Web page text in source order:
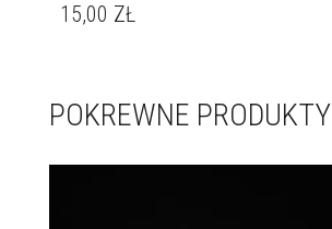
15,00 ZŁ
POKREWNE PRODUKTY